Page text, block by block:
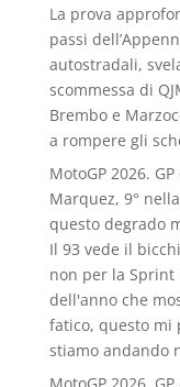
La prova
passi
autostradali,
scommessa di
Brembo e
a rompere gli
MotoGP 2026.
Marquez, 9°
questo degrado
Il 93 vede il
non per la Sprint
dell'anno che
fatico, questo mi
stiamo andando